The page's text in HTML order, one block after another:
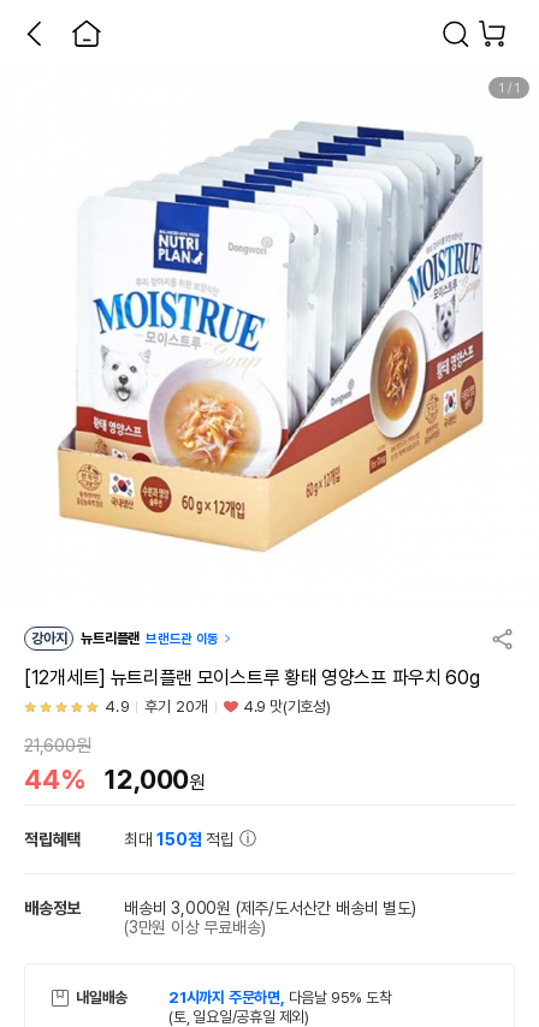
1 / 1
강아지 뉴트리플랜 브랜드관 이동
[12개세트] 뉴트리플랜 모이스트루 황태 영양스프 파우치 60g
4.9 후기 20개 4.9 맛(기호성)
21,600원
44% 12,000원
적립혜택 최대150점 적립
배송정보 배송비 3,000원 (제주/도서산간 배송비 별도)
(3만원 이상 무료배송)
내일배송 21시까지 주문하면, 다음날 95% 도착
(토, 일요일/공휴일 제외)